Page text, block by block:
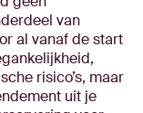
van
al vanaf de start
risico’s, maar
uit je